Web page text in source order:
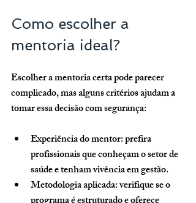
Como escolher a
mentoria ideal?
Escolher a mentoria certa pode parecer
complicado, mas alguns critérios ajudam a
tomar essa decisão com segurança:
Experiência do mentor: prefira
profissionais que conheçam o setor de
saúde e tenham vivência em gestão.
Metodologia aplicada: verifique se o